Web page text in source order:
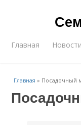
Главная Новости
Главная » Посадочный